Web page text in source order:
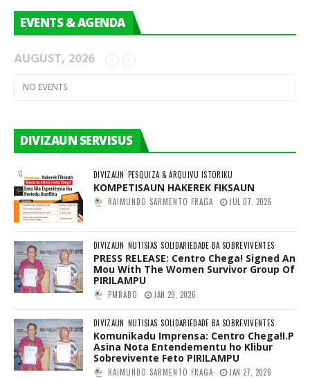
EVENTS & AGENDA
AUGUST, 2026
NO EVENTS
DIVIZAUN SERVISUS
DIVIZAUN PESQUIZA & ARQUIVU ISTORIKU
KOMPETISAUN HAKEREK FIKSAUN
RAIMUNDO SARMENTO FRAGA JUL 07, 2026
DIVIZAUN NUTISIAS SOLIDARIEDADE BA SOBREVIVENTES
PRESS RELEASE: Centro Chega! Signed An
Mou With The Women Survivor Group Of
PIRILAMPU
PMBABO JAN 29, 2026
DIVIZAUN NUTISIAS SOLIDARIEDADE BA SOBREVIVENTES
Komunikadu Imprensa: Centro Chega!I.P
Asina Nota Entendementu ho Klibur
Sobrevivente Feto PIRILAMPU
RAIMUNDO SARMENTO FRAGA JAN 27, 2026